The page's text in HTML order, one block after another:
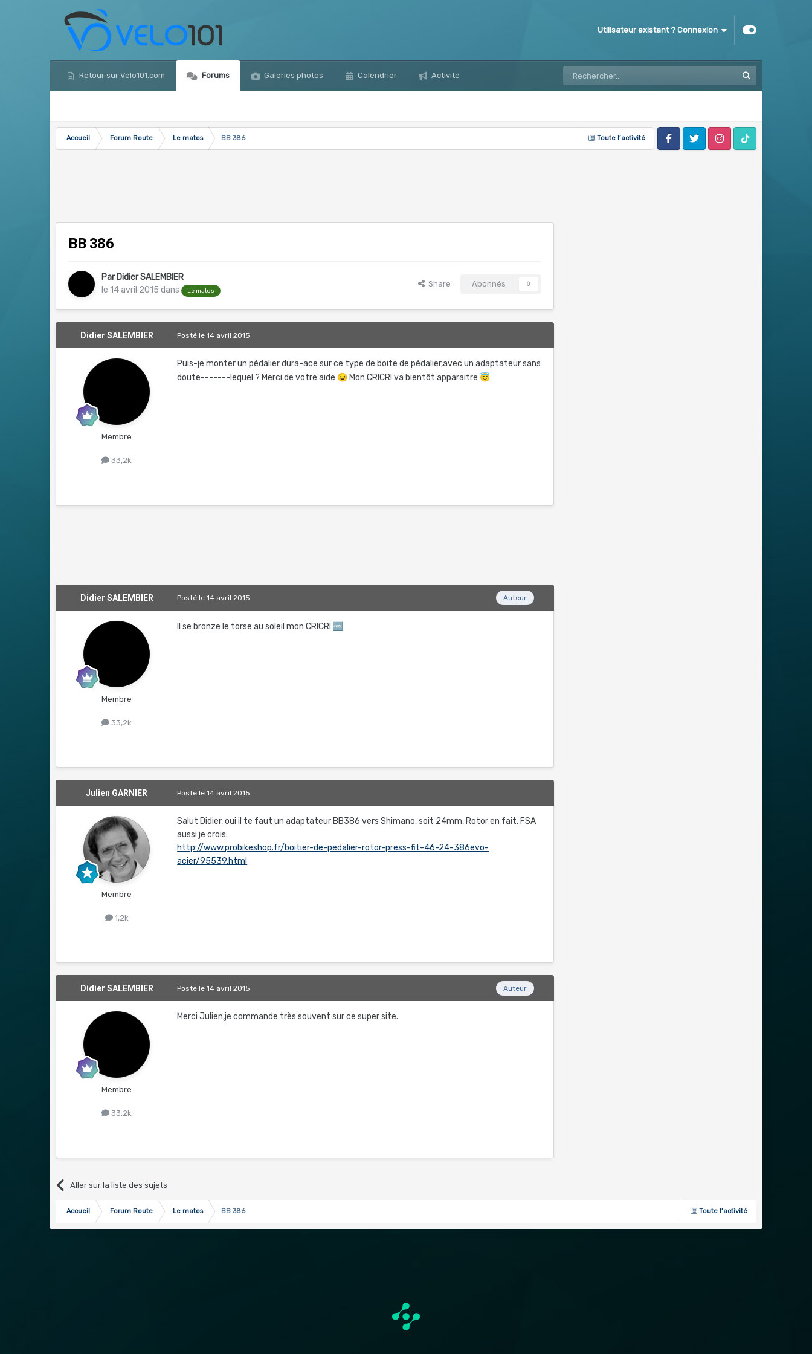
Utilisateur existant ? Connexion
Retour sur Velo101.com Forums Galeries photos Calendrier Activité
Toute l’activité
Accueil Forum Route Le matos
BB 386
FacebookTwitter InstagramTik Tok
BB 386
Par Didier SALEMBIER
le 14 avril 2015 dans Le matos
Share Abonnés 0
Didier SALEMBIER
Membre
33,2k
Postéle 14 avril 2015
Puis-je monter un pédalier dura-ace sur ce type de boite de pédalier,avec un adaptateur sans
doute-------lequel ? Merci de votre aide 😉 Mon CRICRI va bientôt apparaitre 😇
Didier SALEMBIER
Membre
33,2k
Auteur
Postéle 14 avril 2015
Il se bronze le torse au soleil mon CRICRI 🆒
Julien GARNIER
Membre
1,2k
Postéle 14 avril 2015
Salut Didier, oui il te faut un adaptateur BB386 vers Shimano, soit 24mm, Rotor en fait, FSA
aussi je crois.
http://www.probikeshop.fr/boitier-de-pedalier-rotor-press-fit-46-24-386evo-
acier/95539.html
Didier SALEMBIER
Membre
33,2k
Auteur
Postéle 14 avril 2015
Merci Julien,je commande très souvent sur ce super site.
Aller sur la liste des sujets
Toute l’activité
Accueil Forum Route Le matos BB 386